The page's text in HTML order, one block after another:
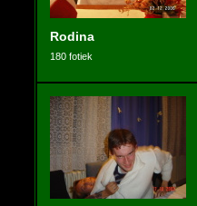
Rodina
180 fotiek